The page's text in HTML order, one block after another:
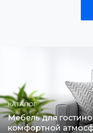
КАТАЛОГ
Мебель для
комфортной